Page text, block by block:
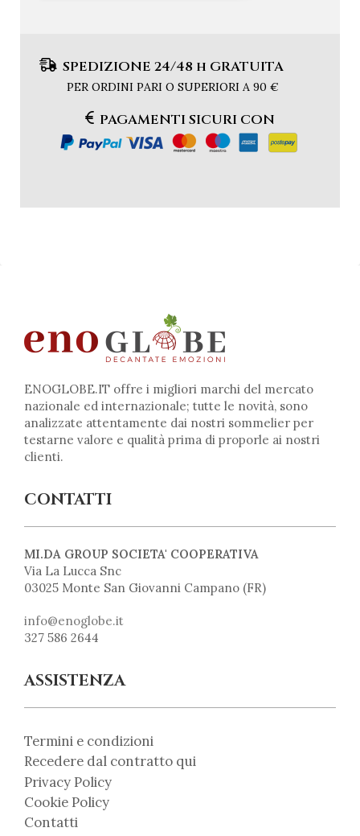
SPEDIZIONE 24/48 h GRATUITA
PER ORDINI PARI O SUPERIORI A 90 €
PAGAMENTI SICURI CON
ENOGLOBE.IT offre i migliori marchi del mercato
nazionale ed internazionale; tutte le novità, sono
analizzate attentamente dai nostri sommelier per
testarne valore e qualità prima di proporle ai nostri
clienti.
CONTATTI
MI.DA GROUP SOCIETA' COOPERATIVA
Via La Lucca Snc
03025 Monte San Giovanni Campano (FR)
info@enoglobe.it
327 586 2644
ASSISTENZA
Termini e condizioni
Recedere dal contratto qui
Privacy Policy
Cookie Policy
Contatti